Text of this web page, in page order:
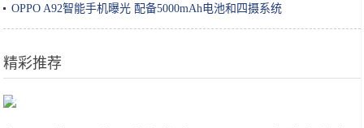
OPPO A92智能手机曝光 配备5000mAh电池和四摄系统
精彩推荐
董洁也扛不住镜头了，素颜走机场法令纹明显，消瘦脸颊显39岁沧桑